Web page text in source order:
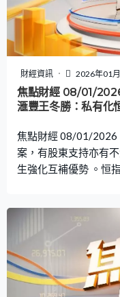
財經資訊 2026年01
焦點財經 08/01/
滙豐王冬勝：私有化
焦點財經 08/01/2026
案，有股東支持亦有
生強化互補優勢 。恒